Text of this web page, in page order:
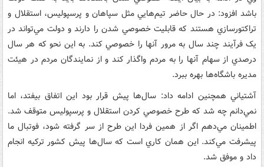
باشد افزود: در حال حاضر تيم‌هايي مثل سپاهان و پرسپوليس، استقلال و
تراکتورسازي هستند که قابليت خصوصي شدن را دارند و دولت مي‌تواند در
يک فرآيند چند سال به مرور آنها را خصوصي کند. به اين نحو که هر سال
درصدي از سهام آنها را به مردم واگذار کند و از نمايندگان مردم در هيئت
مديره باشگاه‌ها بهره ببرد.
آشتياني همچنين ادامه داد: سال‌ها پيش قرار بود اين اتفاق بيفتد، اما
نمي‌دانم چه شد که طرح خصوصي کردن استقلال و پرسپوليس متوقف شد.
اطمينان مي‌دهم اگر از همين فردا اين طرح از سر گرفته شود، فوتبال ما
پيشرفت مي‌کند. اين همان کاري است که سال‌ها پيش کشور ترکيه انجام
داد و موفق شد.